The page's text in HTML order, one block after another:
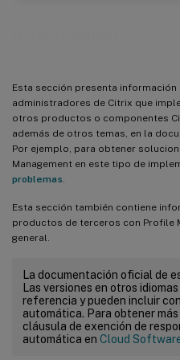
Esta sección presenta
administradores de Citrix que
otros productos o componentes
además de otros temas, en la
Por ejemplo, para obtener
Management en este tipo de
problemas
Esta sección también contiene
productos de terceros con Profile
general.
La documentación oficial de
Las versiones en otros
referencia y pueden incluir
automática. Para obtener
cláusula de exención de
automática en Cloud